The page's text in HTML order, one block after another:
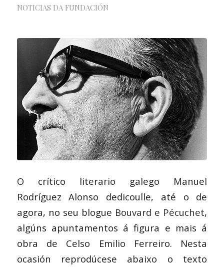
NOTICIAS DA FUNDACIÓN
O crítico literario galego Manuel
Rodríguez Alonso dedicoulle, até o de
agora, no seu blogue Bouvard e Pécuchet,
algúns apuntamentos á figura e mais á
obra de Celso Emilio Ferreiro. Nesta
ocasión reprodúcese abaixo o texto